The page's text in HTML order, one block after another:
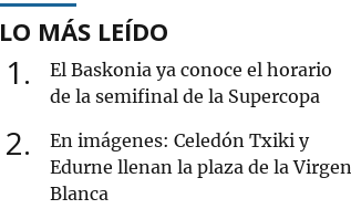
LO MÁS LEÍDO
1
El Baskonia ya conoce el horario
de la semifinal de la Supercopa
2
En imágenes: Celedón Txiki y
Edurne llenan la plaza de la Virgen
Blanca